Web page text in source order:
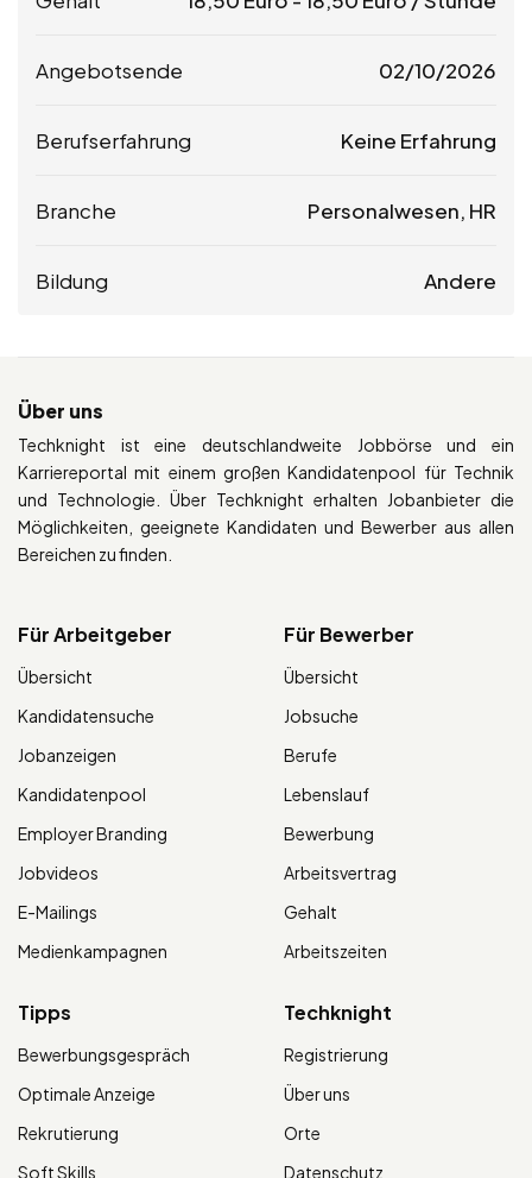
Angebotsende 02/10/2026
Berufserfahrung Keine Erfahrung
Branche Personalwesen, HR
Bildung Andere
Über uns
Techknight ist eine deutschlandweite Jobbörse und ein
Karriereportal mit einem großen Kandidatenpool für Technik
und Technologie. Über Techknight erhalten Jobanbieter die
Möglichkeiten, geeignete Kandidaten und Bewerber aus allen
Bereichen zu finden.
Für Arbeitgeber
Übersicht
Kandidatensuche
Jobanzeigen
Kandidatenpool
Employer Branding
Jobvideos
E-Mailings
Medienkampagnen
Für Bewerber
Übersicht
Jobsuche
Berufe
Lebenslauf
Bewerbung
Arbeitsvertrag
Gehalt
Arbeitszeiten
Tipps
Bewerbungsgespräch
Optimale Anzeige
Rekrutierung
Soft Skills
Techknight
Registrierung
Über uns
Orte
Datenschutz